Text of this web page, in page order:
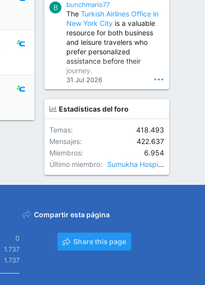
improved joint function,
helping patients return to an
active and comfortable
lifestyle.
Orthopedic Surgeon in Kondapur | Best Orthopedic Doctor in Kondapur | Dr. M. Ranganath Reddy
Consult Dr. M. Ranganath
Reddy, the best...
www.drranganathreddy.co
m
B bunchmario77
The Turkish Airlines Office in
New York City is a valuable
resource for both business
and leisure travelers who
prefer personalized
assistance before their
journey.
31 Jul 2026 •••
Estadísticas del foro
Temas
418.493
Mensajes
422.637
Miembros
6.954
Último miembro
Sumukha Hospitals
0
1.737
1.737
Compartir esta página
Share this page